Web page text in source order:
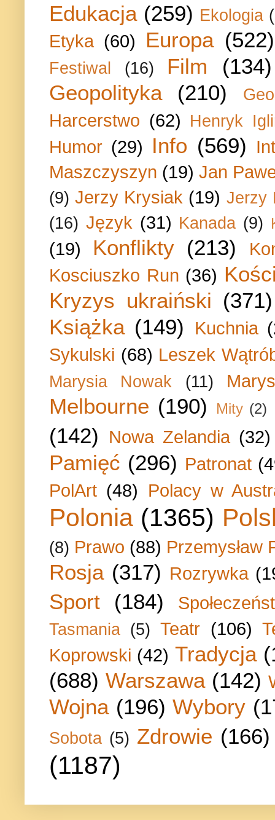
Edukacja (259) Ekologia
Etyka (60) Europa (522)
Festiwal (16) Film
(134)
Geopolityka
(210)
Harcerstwo (62) Henryk
Humor (29) Info (569)
Maszczyszyn (19) Jan
(9) Jerzy Krysiak (19) Jerzy
(16) Język (31) Kanada (9)
(19) Konflikty (213)
Kosciuszko Run (36)
Kryzys ukraiński (371)
Książka (149) Kuchnia
Sykulski (68) Leszek
Marysia Nowak (11)
Melbourne (190) Mity (2)
(142) Nowa Zelandia (32)
Pamięć (296) Patronat
PolArt (48) Polacy w
Polonia (1365)
(8) Prawo (88) Przemysław
Rosja (317) Rozrywka
Sport (184)
Tasmania (5) Teatr (106)
Koprowski (42) Tradycja
(688) Warszawa (142)
Wojna (196) Wybory
Sobota (5) Zdrowie (166)
(1187)